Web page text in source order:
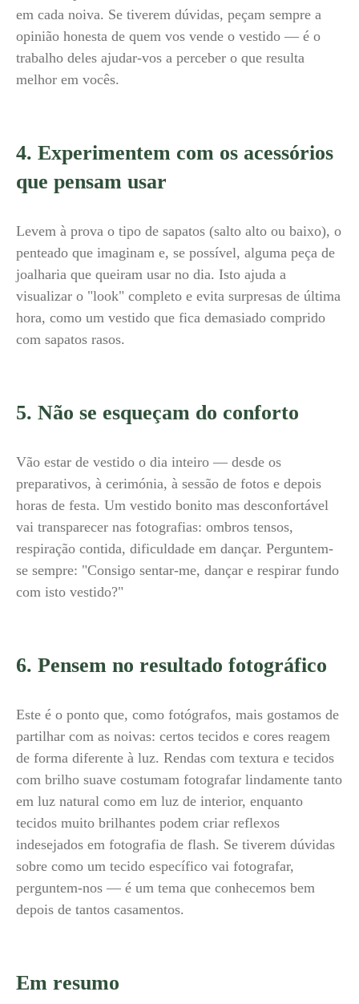
em cada noiva. Se tiverem dúvidas, peçam sempre a
opinião honesta de quem vos vende o vestido — é o
trabalho deles ajudar-vos a perceber o que resulta
melhor em vocês.
4. Experimentem com os acessórios
que pensam usar
Levem à prova o tipo de sapatos (salto alto ou baixo), o
penteado que imaginam e, se possível, alguma peça de
joalharia que queiram usar no dia. Isto ajuda a
visualizar o "look" completo e evita surpresas de última
hora, como um vestido que fica demasiado comprido
com sapatos rasos.
5. Não se esqueçam do conforto
Vão estar de vestido o dia inteiro — desde os
preparativos, à cerimónia, à sessão de fotos e depois
horas de festa. Um vestido bonito mas desconfortável
vai transparecer nas fotografias: ombros tensos,
respiração contida, dificuldade em dançar. Perguntem-
se sempre: "Consigo sentar-me, dançar e respirar fundo
com isto vestido?"
6. Pensem no resultado fotográfico
Este é o ponto que, como fotógrafos, mais gostamos de
partilhar com as noivas: certos tecidos e cores reagem
de forma diferente à luz. Rendas com textura e tecidos
com brilho suave costumam fotografar lindamente tanto
em luz natural como em luz de interior, enquanto
tecidos muito brilhantes podem criar reflexos
indesejados em fotografia de flash. Se tiverem dúvidas
sobre como um tecido específico vai fotografar,
perguntem-nos — é um tema que conhecemos bem
depois de tantos casamentos.
Em resumo